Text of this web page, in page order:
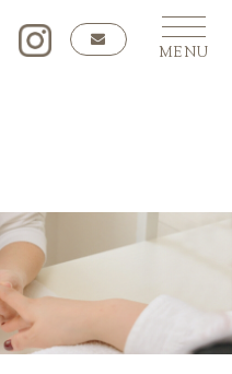
MENU